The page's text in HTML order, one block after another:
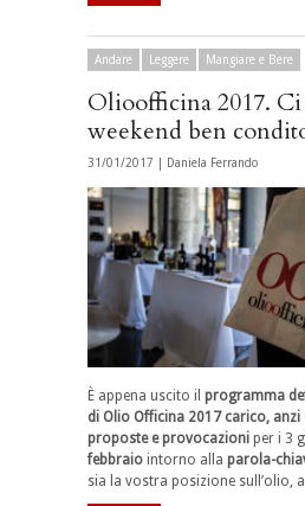
Andare Leggere Mangiare e Bere
Olioofficina 2017. Ci
weekend ben
31/01/2017 | Daniela Ferrando
È appena uscito il programma
di Olio Officina 2017 carico, anzi
proposte e provocazioni per i 3
febbraio intorno alla parola-
sia la vostra posizione sull’olio,